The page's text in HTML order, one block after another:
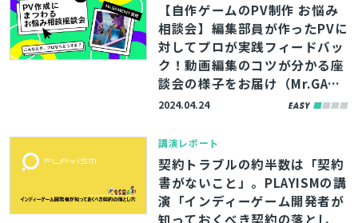
【自作ゲームのPV制作 お悩み
相談会】編集部員が作ったPVに
対してプロが実践フィードバッ
ク！動画編集のコツが分かる座
談会の様子をお届け（Mr.GAME
HIT監修）
2024.04.24
講演レポート
契約トラブルの約半数は「契約
書がないこと」。PLAYISMの講
演「インディーゲーム開発者が
知っておくべき契約の落とし